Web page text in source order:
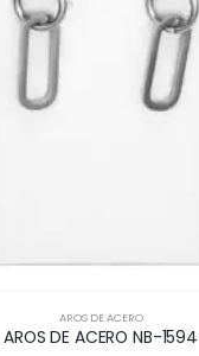
AROS DE ACERO
AROS DE ACERO NB-1594